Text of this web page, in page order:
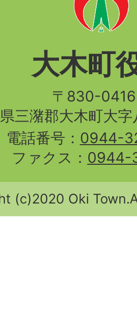
大木町
〒830-
三潴郡大木町大
電話番号： 0944-
ファクス： 0944-
(c)2020 Oki